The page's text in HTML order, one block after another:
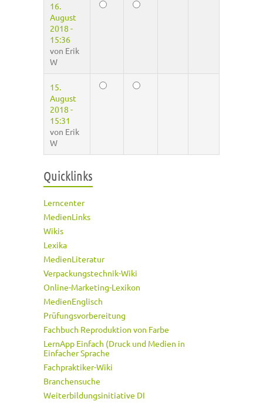
16.
August
2018 -
15:36
von Erik
W
15.
August
2018 -
15:31
von Erik
W
Quicklinks
Lerncenter
MedienLinks
Wikis
Lexika
MedienLiteratur
Verpackungstechnik-Wiki
Online-Marketing-Lexikon
MedienEnglisch
Prüfungsvorbereitung
Fachbuch Reproduktion von Farbe
LernApp Einfach (Druck und Medien in
Einfacher Sprache
Fachpraktiker-Wiki
Branchensuche
Weiterbildungsinitiative DI